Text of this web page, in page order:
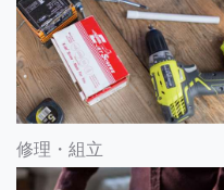
修理・組立